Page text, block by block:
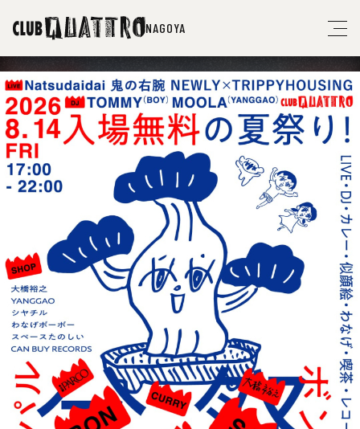
NAGOYA
08
06
THU.
浜田真理子
10
15
THU.
YĪN YĪN 〈イン・イン〉
11
03
TUE.
MONO NO AWARE
11
28
SAT.
eastern youth
12
18
FRI.
DOMi & JD BECK